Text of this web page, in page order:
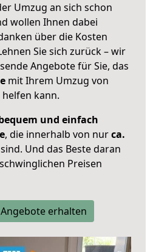
Umzug an sich schon
wollen Ihnen dabei
über die Kosten
Sie sich zurück – wir
Angebote für Sie, das
mit Ihrem Umzug von
kann.
und einfach
, die innerhalb von nurca.
Und das Beste daran
Preisen
erhalten